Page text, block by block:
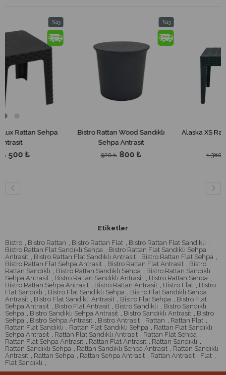
İndirim
Bistro Rattan Wood Sandıklı
Sehpa Antrasit
%13İndirim
Alaska XS Rattan Sehpa
1.200 ₺
Etiketler
Bistro , Bistro Rattan , Bistro Rattan Flat , Bistro Rattan Flat Sandıklı ,
Bistro Rattan Flat Sandıklı Sehpa , Bistro Rattan Flat Sandıklı Sehpa
Antrasit , Bistro Rattan Flat Sandıklı Antrasit , Bistro Rattan Flat Sehpa ,
Bistro Rattan Flat Sehpa Antrasit , Bistro Rattan Flat Antrasit , Bistro
Rattan Sandıklı , Bistro Rattan Sandıklı Sehpa , Bistro Rattan Sandıklı
Sehpa Antrasit , Bistro Rattan Sandıklı Antrasit , Bistro Rattan Sehpa ,
Bistro Rattan Sehpa Antrasit , Bistro Rattan Antrasit , Bistro Flat , Bistro
Flat Sandıklı , Bistro Flat Sandıklı Sehpa , Bistro Flat Sandıklı Sehpa
Antrasit , Bistro Flat Sandıklı Antrasit , Bistro Flat Sehpa , Bistro Flat
Sehpa Antrasit , Bistro Flat Antrasit , Bistro Sandıklı , Bistro Sandıklı
Sehpa , Bistro Sandıklı Sehpa Antrasit , Bistro Sandıklı Antrasit , Bistro
Sehpa , Bistro Sehpa Antrasit , Bistro Antrasit , Rattan , Rattan Flat ,
Rattan Flat Sandıklı , Rattan Flat Sandıklı Sehpa , Rattan Flat Sandıklı
Sehpa Antrasit , Rattan Flat Sandıklı Antrasit , Rattan Flat Sehpa ,
Rattan Flat Sehpa Antrasit , Rattan Flat Antrasit , Rattan Sandıklı ,
Rattan Sandıklı Sehpa , Rattan Sandıklı Sehpa Antrasit , Rattan Sandıklı
Antrasit , Rattan Sehpa , Rattan Sehpa Antrasit , Rattan Antrasit , Flat ,
Flat Sandıklı ,